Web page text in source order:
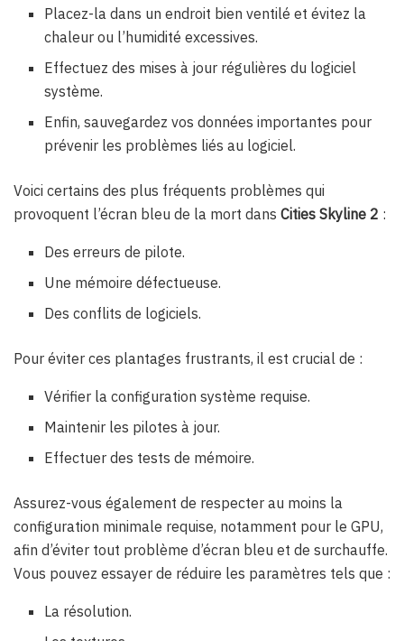
Placez-la dans un endroit bien ventilé et évitez la
chaleur ou l’humidité excessives.
Effectuez des mises à jour régulières du logiciel
système.
Enfin, sauvegardez vos données importantes pour
prévenir les problèmes liés au logiciel.
Voici certains des plus fréquents problèmes qui
provoquent l’écran bleu de la mort dans Cities Skyline 2 :
Des erreurs de pilote.
Une mémoire défectueuse.
Des conflits de logiciels.
Pour éviter ces plantages frustrants, il est crucial de :
Vérifier la configuration système requise.
Maintenir les pilotes à jour.
Effectuer des tests de mémoire.
Assurez-vous également de respecter au moins la
configuration minimale requise, notamment pour le GPU,
afin d’éviter tout problème d’écran bleu et de surchauffe.
Vous pouvez essayer de réduire les paramètres tels que :
La résolution.